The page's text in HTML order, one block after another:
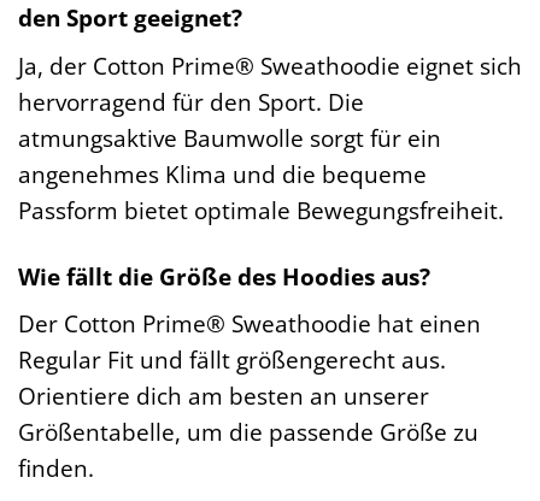
den Sport geeignet?
Ja, der Cotton Prime® Sweathoodie eignet sich
hervorragend für den Sport. Die
atmungsaktive Baumwolle sorgt für ein
angenehmes Klima und die bequeme
Passform bietet optimale Bewegungsfreiheit.
Wie fällt die Größe des Hoodies aus?
Der Cotton Prime® Sweathoodie hat einen
Regular Fit und fällt größengerecht aus.
Orientiere dich am besten an unserer
Größentabelle, um die passende Größe zu
finden.